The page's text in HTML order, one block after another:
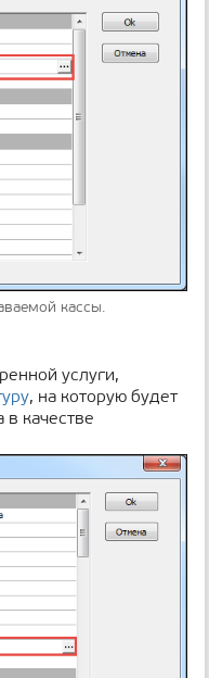
кассы.
услуги,
, на которую будет
в качестве